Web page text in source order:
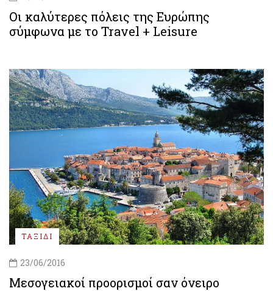
Οι καλύτερες πόλεις της Ευρώπης
σύμφωνα με το Travel + Leisure
ΤΑΞΙΔΙ
23/06/2016
Μεσογειακοί προορισμοί σαν όνειρο